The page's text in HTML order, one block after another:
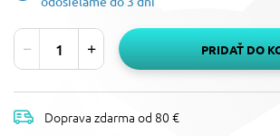
PRIDAŤ DO
Doprava zdarma od 80 €